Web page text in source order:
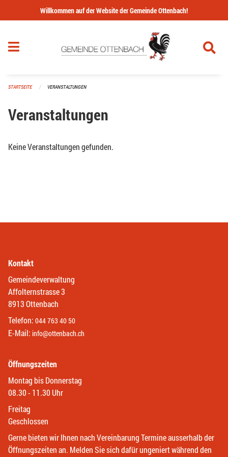
Navigation überspringen
Willkommen auf der Website der Gemeinde Ottenbach!
STARTSEITE VERANSTALTUNGEN
Veranstaltungen
Keine Veranstaltungen gefunden.
Kontakt
Gemeindeverwaltung
Affolternstrasse 3
8913 Ottenbach
Telefon: 044 763 40 50
E-Mail: info@ottenbach.ch
Öffnungszeiten
Montag bis Donnerstag
08.30 - 11.30 Uhr
Freitag
Geschlossen
Gerne bieten wir Ihnen nach Vereinbarung Termine ausserhalb der
Öffnungszeiten an. Melden Sie sich dafür ungeniert während den